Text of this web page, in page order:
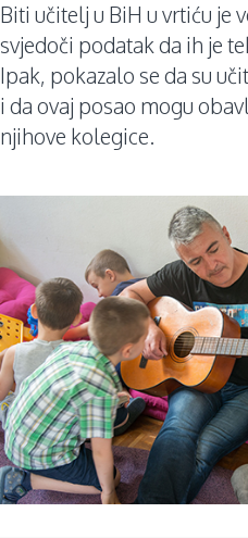
Kolumne
Lične priče
Saradnja sa medijima
Biti učitelj u BiH u vrtiću je
svjedoči podatak da ih je
Ipak, pokazalo se da su
i da ovaj posao mogu
njihove kolegice.